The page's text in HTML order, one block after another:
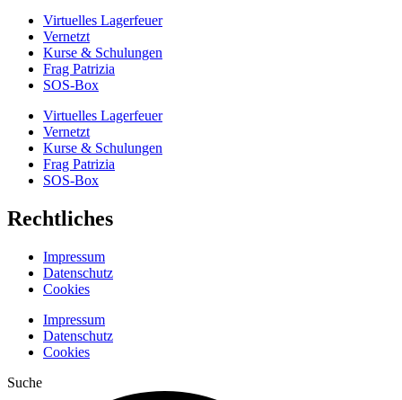
Virtuelles Lagerfeuer
Vernetzt
Kurse & Schulungen
Frag Patrizia
SOS-Box
Virtuelles Lagerfeuer
Vernetzt
Kurse & Schulungen
Frag Patrizia
SOS-Box
Rechtliches
Impressum
Datenschutz
Cookies
Impressum
Datenschutz
Cookies
Suche